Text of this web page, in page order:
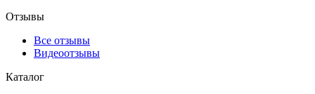
Отзывы
Все отзывы
Видеоотзывы
Каталог